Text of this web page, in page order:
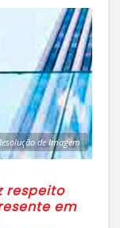
de Imagem
respeito
em